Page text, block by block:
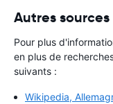
Autres sources
Pour plus
en plus de
suivants :
Wikipedia,